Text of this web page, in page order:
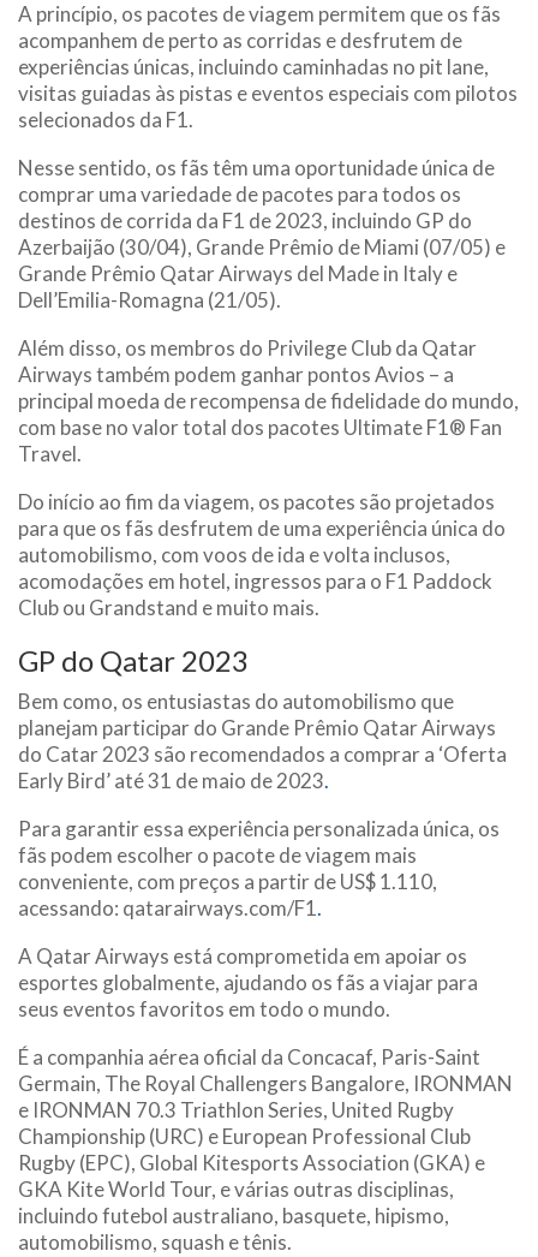
A princípio, os pacotes de viagem permitem que os fãs
acompanhem de perto as corridas e desfrutem de
experiências únicas, incluindo caminhadas no pit lane,
visitas guiadas às pistas e eventos especiais com pilotos
selecionados da F1.
Nesse sentido, os fãs têm uma oportunidade única de
comprar uma variedade de pacotes para todos os
destinos de corrida da F1 de 2023, incluindo GP do
Azerbaijão (30/04), Grande Prêmio de Miami (07/05) e
Grande Prêmio Qatar Airways del Made in Italy e
Dell’Emilia-Romagna (21/05).
Além disso, os membros do Privilege Club da Qatar
Airways também podem ganhar pontos Avios – a
principal moeda de recompensa de fidelidade do mundo,
com base no valor total dos pacotes Ultimate F1® Fan
Travel.
Do início ao fim da viagem, os pacotes são projetados
para que os fãs desfrutem de uma experiência única do
automobilismo, com voos de ida e volta inclusos,
acomodações em hotel, ingressos para o F1 Paddock
Club ou Grandstand e muito mais.
GP do Qatar 2023
Bem como, os entusiastas do automobilismo que
planejam participar do Grande Prêmio Qatar Airways
do Catar 2023 são recomendados a comprar a ‘Oferta
Early Bird’ até 31 de maio de 2023.
Para garantir essa experiência personalizada única, os
fãs podem escolher o pacote de viagem mais
conveniente, com preços a partir de US$ 1.110,
acessando: qatarairways.com/F1.
A Qatar Airways está comprometida em apoiar os
esportes globalmente, ajudando os fãs a viajar para
seus eventos favoritos em todo o mundo.
É a companhia aérea oficial da Concacaf, Paris-Saint
Germain, The Royal Challengers Bangalore, IRONMAN
e IRONMAN 70.3 Triathlon Series, United Rugby
Championship (URC) e European Professional Club
Rugby (EPC), Global Kitesports Association (GKA) e
GKA Kite World Tour, e várias outras disciplinas,
incluindo futebol australiano, basquete, hipismo,
automobilismo, squash e tênis.